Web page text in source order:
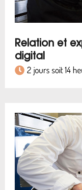
Relation et
digital
2 jours soit 14